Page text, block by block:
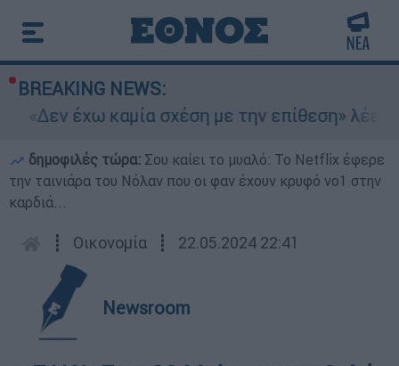
BREAKING NEWS:
«Δεν έχω καμία σχέση με την επίθεση» λέει
δημοφιλές τώρα: Σου καίει το μυαλό: Το Netflix έφερε
την ταινιάρα του Νόλαν που οι φαν έχουν κρυφό νο1 στην
καρδιά...
┋ Οικονομία ┋ 22.05.2024 22:41
Newsroom